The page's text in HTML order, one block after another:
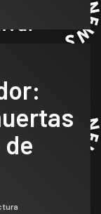
de